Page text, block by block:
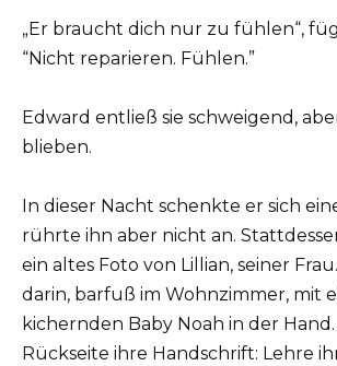
„Er braucht dich nur zu fühlen“,
“Nicht reparieren. Fühlen.”
Edward entließ sie schweigend,
blieben.
In dieser Nacht schenkte er sich
rührte ihn aber nicht an.
ein altes Foto von Lillian, seiner
darin, barfuß im Wohnzimmer, mit
kichernden Baby Noah in der
Rückseite ihre Handschrift: Lehre